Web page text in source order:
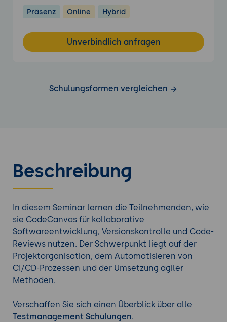
Präsenz Online Hybrid
Unverbindlich anfragen
Schulungsformen vergleichen
Beschreibung
In diesem Seminar lernen die Teilnehmenden, wie
sie CodeCanvas für kollaborative
Softwareentwicklung, Versionskontrolle und Code-
Reviews nutzen. Der Schwerpunkt liegt auf der
Projektorganisation, dem Automatisieren von
CI/CD-Prozessen und der Umsetzung agiler
Methoden.
Verschaffen Sie sich einen Überblick über alle
Testmanagement Schulungen.